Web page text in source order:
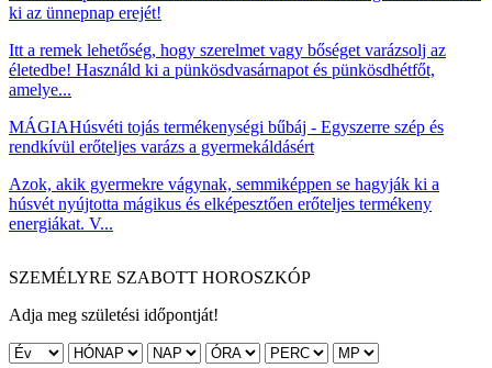
ki az ünnepnap erejét!
Itt a remek lehetőség, hogy szerelmet vagy bőséget varázsolj az
életedbe! Használd ki a pünkösdvasárnapot és pünkösdhétfőt,
amelye...
MÁGIAHúsvéti tojás termékenységi bűbáj - Egyszerre szép és
rendkívül erőteljes varázs a gyermekáldásért
Azok, akik gyermekre vágynak, semmiképpen se hagyják ki a
húsvét nyújtotta mágikus és elképesztően erőteljes termékeny
energiákat. V...
SZEMÉLYRE SZABOTT HOROSZKÓP
Adja meg születési időpontját!